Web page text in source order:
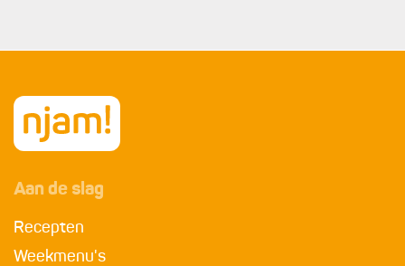
Aan de slag
Recepten
Weekmenu's